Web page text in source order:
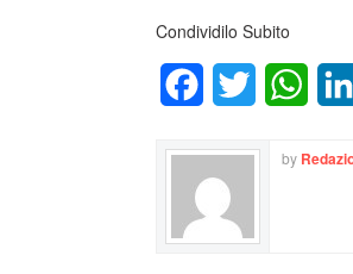
Condividilo Subito
FacebookTwitter
by